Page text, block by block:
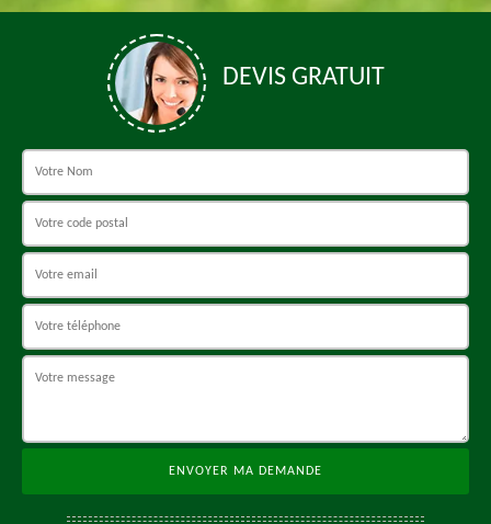
DEVIS GRATUIT